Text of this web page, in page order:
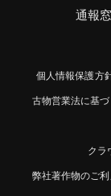
通報
個人情報保護方
古物営業法に基
クラ
弊社著作物のご